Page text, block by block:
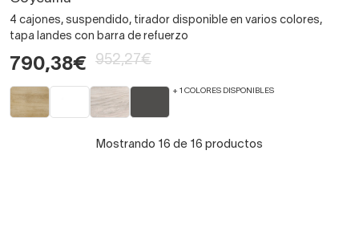
4 cajones, suspendido, tirador disponible en varios colores,
tapa landes con barra de refuerzo
790,38€ 952,27€
+ 1 COLORES DISPONIBLES
Mostrando 16 de 16 productos